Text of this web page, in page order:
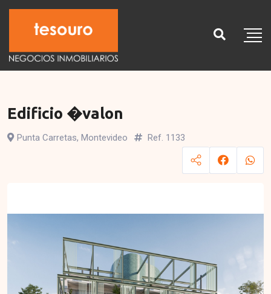
Edificio �valon
Punta Carretas, Montevideo Ref. 1133